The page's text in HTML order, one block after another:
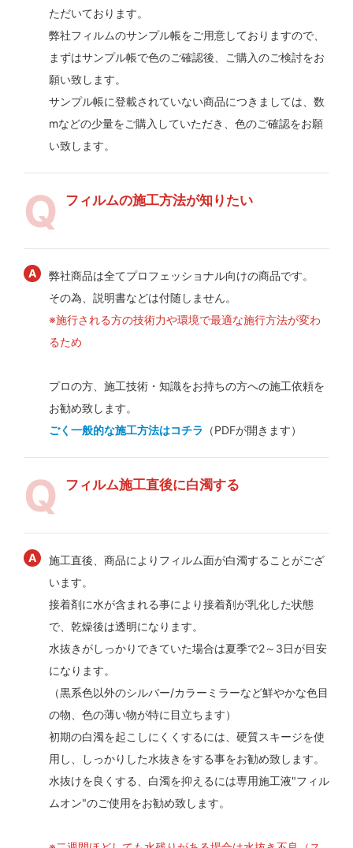
ただいております。
弊社フィルムのサンプル帳をご用意しておりますので、
まずはサンプル帳で色のご確認後、ご購入のご検討をお
願い致します。
サンプル帳に登載されていない商品につきましては、数
mなどの少量をご購入していただき、色のご確認をお願
い致します。
フィルムの施工方法が知りたい
弊社商品は全てプロフェッショナル向けの商品です。
その為、説明書などは付随しません。
※施行される方の技術力や環境で最適な施行方法が変わ
るため
プロの方、施工技術・知識をお持ちの方への施工依頼を
お勧め致します。
ごく一般的な施工方法はコチラ （PDFが開きます）
フィルム施工直後に白濁する
施工直後、商品によりフィルム面が白濁することがござ
います。
接着剤に水が含まれる事により接着剤が乳化した状態
で、乾燥後は透明になります。
水抜きがしっかりできていた場合は夏季で2～3日が目安
になります。
（黒系色以外のシルバー/カラーミラーなど鮮やかな色目
の物、色の薄い物が特に目立ちます）
初期の白濁を起こしにくくするには、硬質スキージを使
用し、しっかりした水抜きをする事をお勧め致します。
水抜けを良くする、白濁を抑えるには専用施工液"フィル
ムオン"のご使用をお勧め致します。